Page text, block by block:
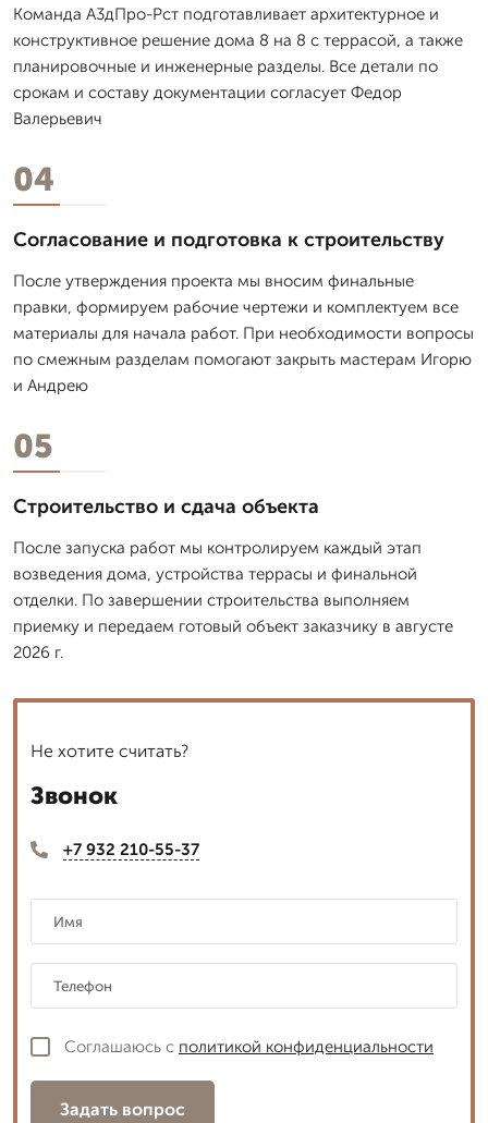
Команда А3дПро-Рст подготавливает архитектурное и
конструктивное решение дома 8 на 8 с террасой, а также
планировочные и инженерные разделы. Все детали по
срокам и составу документации согласует Федор
Валерьевич
04
Согласование и подготовка к строительству
После утверждения проекта мы вносим финальные
правки, формируем рабочие чертежи и комплектуем все
материалы для начала работ. При необходимости вопросы
по смежным разделам помогают закрыть мастерам Игорю
и Андрею
05
Строительство и сдача объекта
После запуска работ мы контролируем каждый этап
возведения дома, устройства террасы и финальной
отделки. По завершении строительства выполняем
приемку и передаем готовый объект заказчику в августе
2026 г.
Не хотите считать?
Звонок
+7 932 210-55-37
Соглашаюсь с политикой конфиденциальности
Задать вопрос